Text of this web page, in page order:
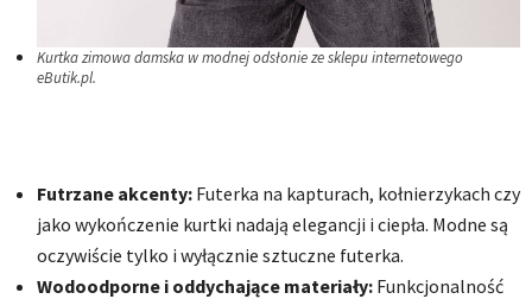
Kurtka zimowa damska w modnej odsłonie ze sklepu internetowego
eButik.pl.
Futrzane akcenty: Futerka na kapturach, kołnierzykach czy
jako wykończenie kurtki nadają elegancji i ciepła. Modne są
oczywiście tylko i wyłącznie sztuczne futerka.
Wodoodporne i oddychające materiały: Funkcjonalność